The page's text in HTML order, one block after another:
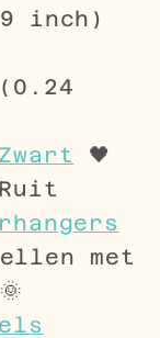
inch)
Zwart
🖤
met